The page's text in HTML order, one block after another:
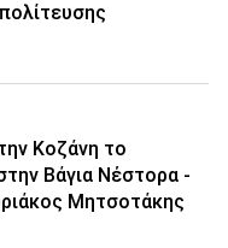
Κοζάνη το
Βάγια Νέστορα -
Μητσοτάκης